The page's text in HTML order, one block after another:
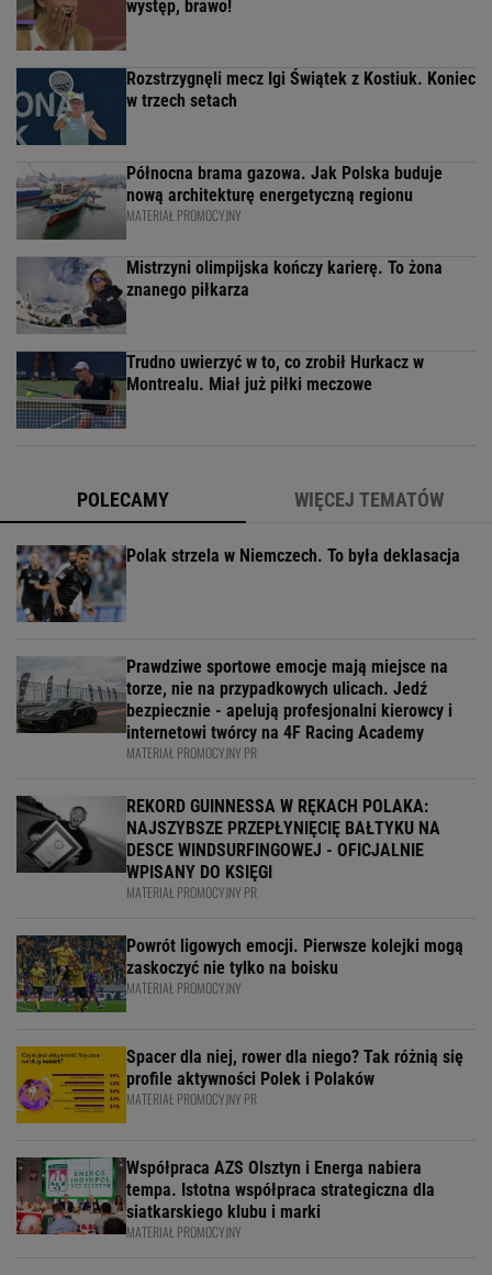
występ, brawo!
Rozstrzygnęli mecz Igi Świątek z Kostiuk. Koniec
w trzech setach
Północna brama gazowa. Jak Polska buduje
nową architekturę energetyczną regionu
MATERIAŁ PROMOCYJNY
Mistrzyni olimpijska kończy karierę. To żona
znanego piłkarza
Trudno uwierzyć w to, co zrobił Hurkacz w
Montrealu. Miał już piłki meczowe
POLECAMY WIĘCEJ TEMATÓW
Polak strzela w Niemczech. To była deklasacja
Prawdziwe sportowe emocje mają miejsce na
torze, nie na przypadkowych ulicach. Jedź
bezpiecznie - apelują profesjonalni kierowcy i
internetowi twórcy na 4F Racing Academy
MATERIAŁ PROMOCYJNY PR
REKORD GUINNESSA W RĘKACH POLAKA:
NAJSZYBSZE PRZEPŁYNIĘCIĘ BAŁTYKU NA
DESCE WINDSURFINGOWEJ - OFICJALNIE
WPISANY DO KSIĘGI
MATERIAŁ PROMOCYJNY PR
Powrót ligowych emocji. Pierwsze kolejki mogą
zaskoczyć nie tylko na boisku
MATERIAŁ PROMOCYJNY
Spacer dla niej, rower dla niego? Tak różnią się
profile aktywności Polek i Polaków
MATERIAŁ PROMOCYJNY PR
Współpraca AZS Olsztyn i Energa nabiera
tempa. Istotna współpraca strategiczna dla
siatkarskiego klubu i marki
MATERIAŁ PROMOCYJNY